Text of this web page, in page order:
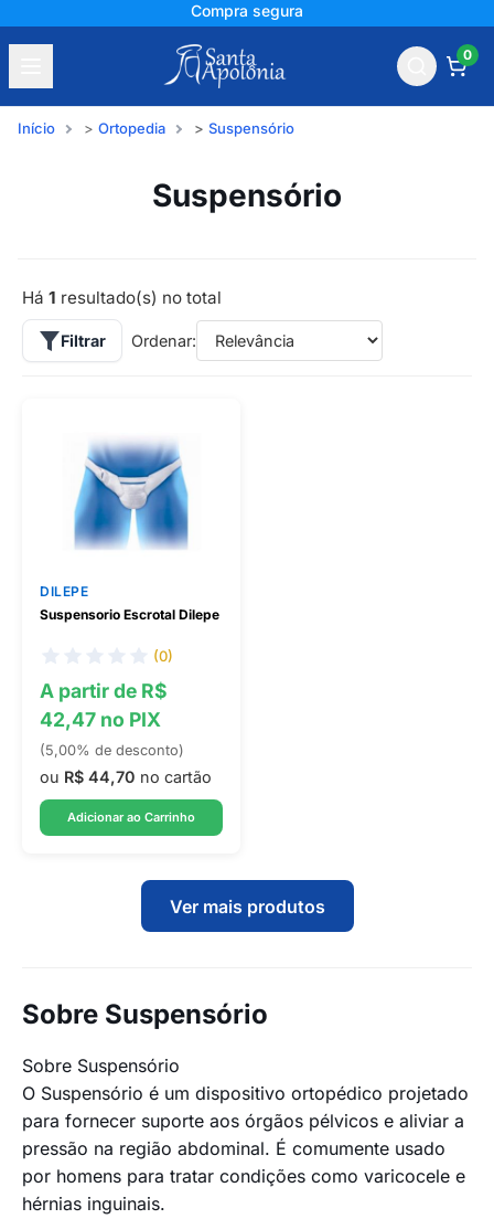
Compra segura
0
Início Ortopedia Suspensório
Suspensório
Há 1 resultado(s) no total
Filtrar Ordenar:
DILEPE
Suspensorio Escrotal Dilepe
(0)
A partir de R$
42,47 no PIX
(5,00% de desconto)
ou R$ 44,70 no cartão
Adicionar ao Carrinho
Ver mais produtos
Sobre Suspensório
Sobre Suspensório
O Suspensório é um dispositivo ortopédico projetado
para fornecer suporte aos órgãos pélvicos e aliviar a
pressão na região abdominal. É comumente usado
por homens para tratar condições como varicocele e
hérnias inguinais.